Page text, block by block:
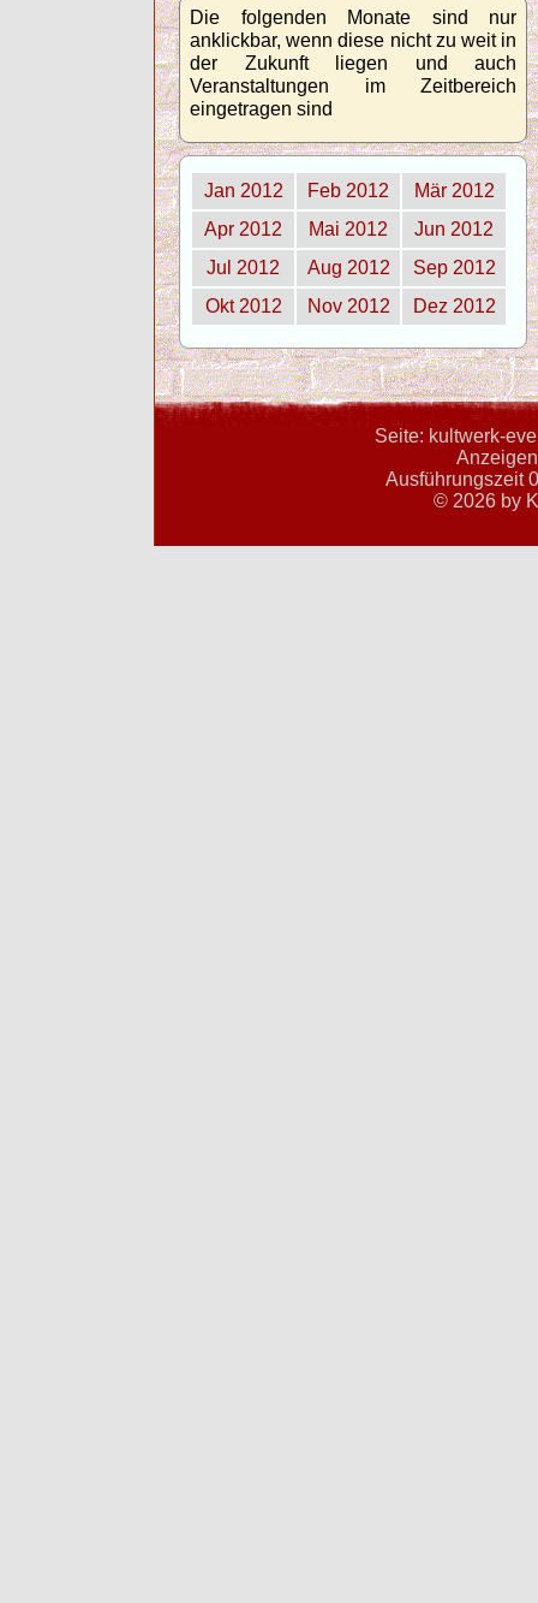
Die folgenden Monate sind nur
anklickbar, wenn diese nicht zu weit in
der Zukunft liegen und auch
Veranstaltungen im Zeitbereich
eingetragen sind
Jan 2012 Feb 2012
Mär 2012
Apr 2012
Mai 2012
Jun 2012
Jul 2012
Aug 2012
Sep 2012
Okt 2012
Nov 2012 Dez 2012
Seite: kultwerk-
Ausführungszeit
© 2026 by